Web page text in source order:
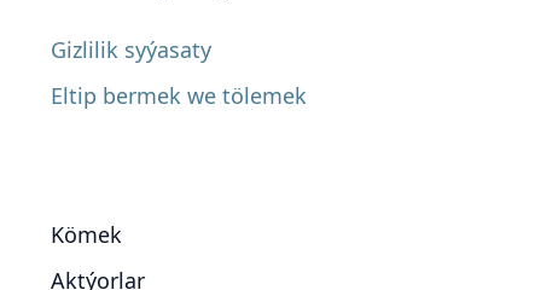
Gizlilik syýasaty
Eltip bermek we tölemek
Kömek
Aktýorlar